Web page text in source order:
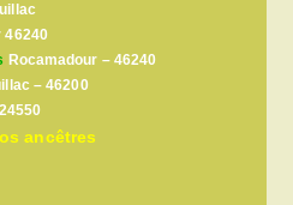
46240
Rocamadour – 46240
– 46200
ancêtres